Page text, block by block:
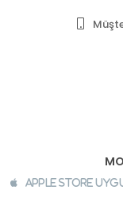
Apple Store